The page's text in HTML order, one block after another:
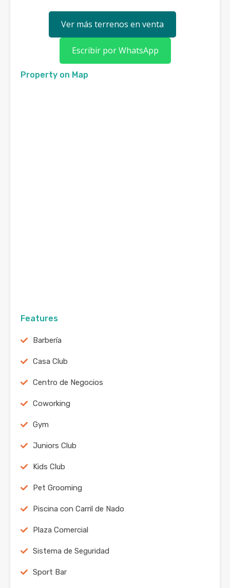
Ver más terrenos en venta
Escribir por WhatsApp
Property on Map
Features
Barbería
Casa Club
Centro de Negocios
Coworking
Gym
Juniors Club
Kids Club
Pet Grooming
Piscina con Carril de Nado
Plaza Comercial
Sistema de Seguridad
Sport Bar